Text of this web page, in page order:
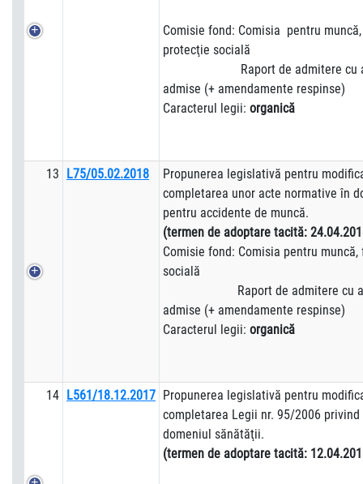
Comisie fond: Comisia pentru
protecţie socială
Raport de admitere cu
admise (+ amendamente respinse)
Caracterul legii: organică
13 L75/05.02.2018
Propunerea legislativă pentru
completarea unor acte normative în
pentru accidente de muncă.
(termen de adoptare tacită:
Comisie fond: Comisia pentru
socială
Raport de admitere cu
admise (+ amendamente respinse)
Caracterul legii: organică
14 L561/18.12.2017 Propunerea legislativă pentru
completarea Legii nr. 95/2006
domeniul sănătăţii.
(termen de adoptare tacită: